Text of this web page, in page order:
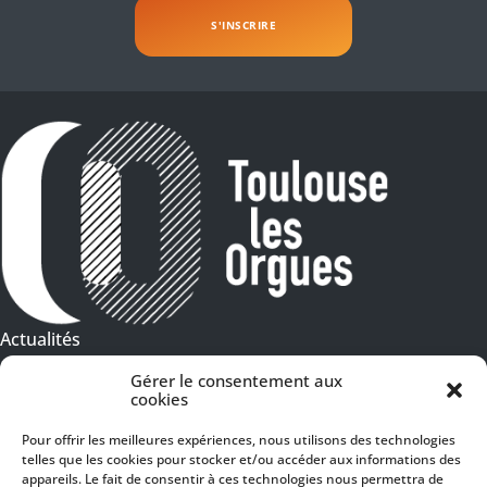
Gérer le consentement aux
cookies
Pour offrir les meilleures expériences, nous utilisons des technologies
telles que les cookies pour stocker et/ou accéder aux informations des
appareils. Le fait de consentir à ces technologies nous permettra de
Actualités
Presse
Programme PDF